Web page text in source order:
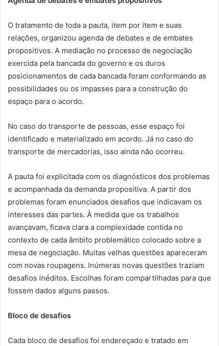
O tratamento de toda a pauta, item por item e suas
relações, organizou agenda de debates e de embates
propositivos. A mediação no processo de negociação
exercida pela bancada do governo e os duros
posicionamentos de cada bancada foram conformando as
possibilidades ou os impasses para a construção do
espaço para o acordo.
No caso do transporte de pessoas, esse espaço foi
identificado e materializado em acordo. Já no caso do
transporte de mercadorias, isso ainda não ocorreu.
A pauta foi explicitada com os diagnósticos dos problemas
e acompanhada da demanda propositiva. A partir dos
problemas foram enunciados desafios que indicavam os
interesses das partes. À medida que os trabalhos
avançavam, ficava clara a complexidade contida no
contexto de cada âmbito problemático colocado sobre a
mesa de negociação. Muitas velhas questões apareceram
com novas roupagens. Inúmeras novas questões traziam
desafios inéditos. Escolhas foram compartilhadas para que
fossem dados alguns passos.
Bloco de desafios
Cada bloco de desafios foi endereçado e tratado em